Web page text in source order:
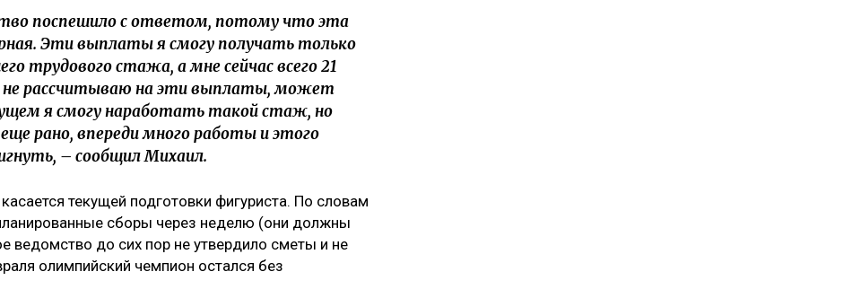
поспешило с ответом, потому что эта
Эти выплаты я смогу получать только
трудового стажа, а мне сейчас всего 21
не рассчитываю на эти выплаты, может
я смогу наработать такой стаж, но
рано, впереди много работы и этого
– сообщил Михаил.
текущей подготовки фигуриста. По словам
сборы через неделю (они должны
ведомство до сих пор не утвердило сметы и не
олимпийский чемпион остался без